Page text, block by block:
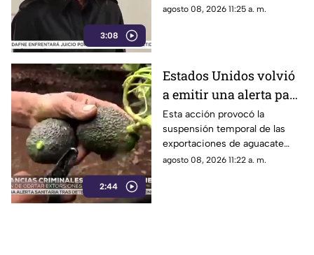
3:08
agosto 08, 2026 11:25 a. m.
2:44
Estados Unidos volvió
a emitir una alerta para
sus inspectores en
Michoacán
Esta acción provocó la
suspensión temporal de las
exportaciones de aguacate
hacia el mercado
agosto 08, 2026 11:22 a. m.